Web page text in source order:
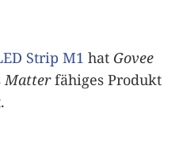
Strip M1 hat Govee
Matterfähiges Produkt
.